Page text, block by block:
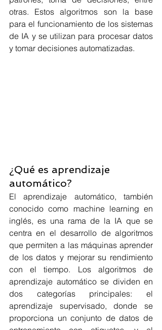
otras. Estos algoritmos son la base
para el funcionamiento de los sistemas
de IA y se utilizan para procesar datos
y tomar decisiones automatizadas.
¿Qué es aprendizaje
automático?
El aprendizaje automático, también
conocido como machine learning en
inglés, es una rama de la IA que se
centra en el desarrollo de algoritmos
que permiten a las máquinas aprender
de los datos y mejorar su rendimiento
con el tiempo. Los algoritmos de
aprendizaje automático se dividen en
dos categorías principales: el
aprendizaje supervisado, donde se
proporciona un conjunto de datos de